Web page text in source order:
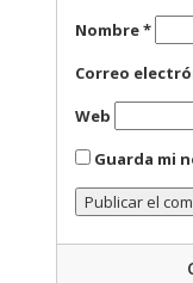
Nombre*
Correo
Web
Guarda mi